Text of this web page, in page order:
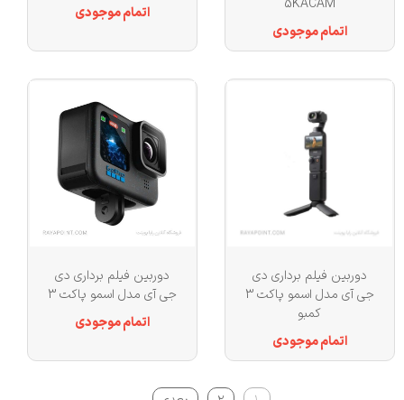
اتمام موجودی
اتمام موجودی
دوربین فیلم برداری دی
جی آی مدل اسمو پاکت 3
کمبو
اتمام موجودی
دوربین فیلم برداری دی
جی آی مدل اسمو پاکت 3
اتمام موجودی